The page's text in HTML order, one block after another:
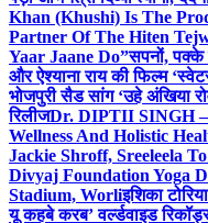
Khan (Khushi) Is The
Partner Of The Hiten
Yaar Jaane Do”सपनों, पक्के
और ऐश्याना राय की फिल्म
भोजपुरी सैड सांग ‘उहे अंखिया
रिलीजDr. DIPTII SINGH –
Wellness And Holistic
Jackie Shroff, Sreeleela
Divyaj Foundation Yoga
Stadium, Worliइशिका
यू कहबे करब’ वर्ल्डवाइड